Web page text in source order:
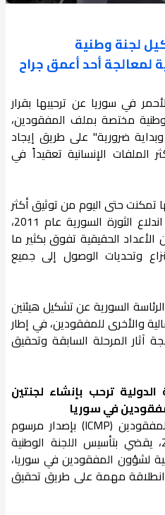
لجنة وطنية
لمعالجة أحد أعمق جراح
في سوريا عن ترحيبها بقرار
مختصة بملف المفقودين،
ضرورية" على طريق إيجاد
الإنسانية تعقيداً في
تمكنت حتى اليوم من توثيق أكثر
من 35 ألف حالة فقدان منذ اندلاع الثورة السورية عام 2011،
الحقيقية تفوق بكثير ما
وتحديات الوصول إلى جميع
السورية عن تشكيل هيئتين
والأخرى للمفقودين، في إطار
آثار المرحلة السابقة وتحقيق
ترحب بإنشاء لجنتين
في سوريا
رحّبت اللجنة الدولية لشؤون المفقودين (ICMP) بإصدار مرسوم
رئاسي في 17 أيار/مايو 2025، يقضي بتأسيس اللجنة الوطنية
لشؤون المفقودين في سوريا،
مهمة على طريق تحقيق